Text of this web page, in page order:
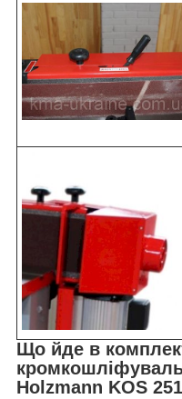
Що йде в
Holzmann KOS